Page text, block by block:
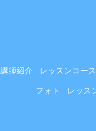
講師紹介 レッスンコース
フォト レッス